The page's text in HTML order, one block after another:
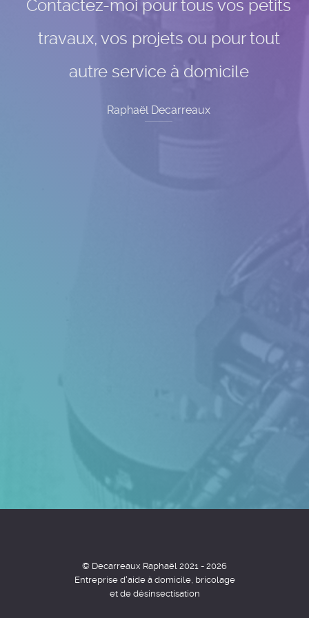
Contactez-moi pour tous vos petits
travaux, vos projets ou pour tout
autre service à domicile
Raphaël Decarreaux
© Decarreaux Raphaël 2021 - 2026
Entreprise d'aide à domicile, bricolage
et de désinsectisation